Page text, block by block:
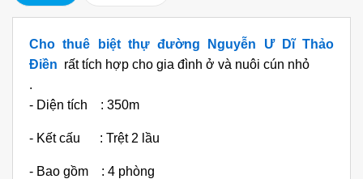
Cho thuê biệt thự đường Nguyễn Ư Dĩ Thảo
Điền rất tích hợp cho gia đình ở và nuôi cún nhỏ
.
- Diện tích : 350m
- Kết cấu : Trệt 2 lầu
- Bao gồm : 4 phòng